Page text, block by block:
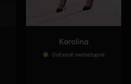
Karolina
Dočasně nedostupné